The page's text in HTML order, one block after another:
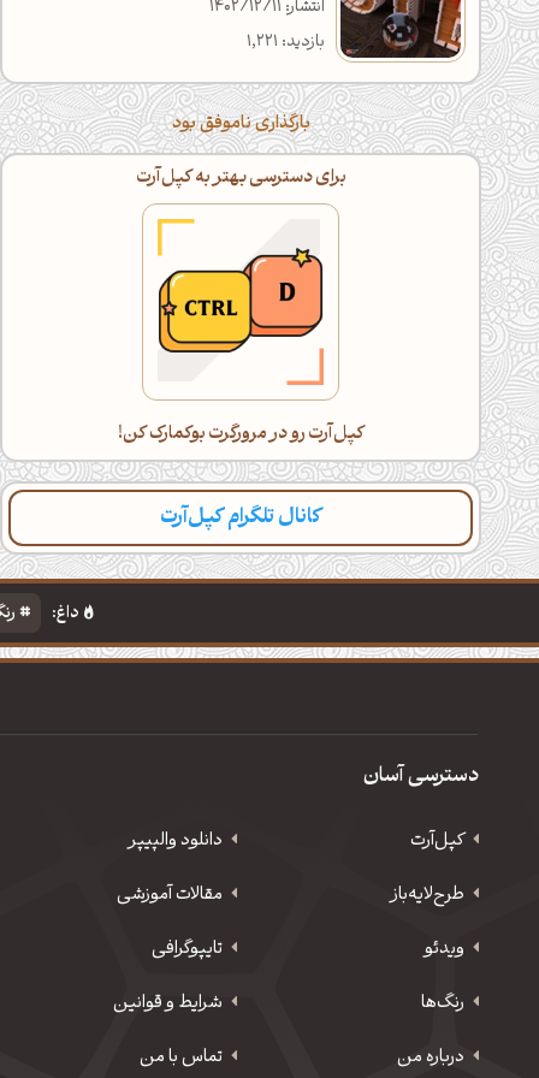
انتشار: 1402/12/11
بازدید: 1,221
بارگذاری ناموفق بود
برای دسترسی بهتر به کپل‌آرت
کپل‌آرت رو در مرورگرت بوکمارک کن!
کانال تلگرام کپل‌آرت
داغ:
دسترسی آسان
کپل‌آرت دانلود‌ والپیپر
طرح‌لایه‌باز
مقالات آموزشی
ویدئو
‌تایپوگرافی
رنگ‌ها
شرایط و قوانین
درباره من
تماس با من